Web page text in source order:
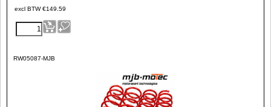
excl BTW €149.59
RW05087-MJB